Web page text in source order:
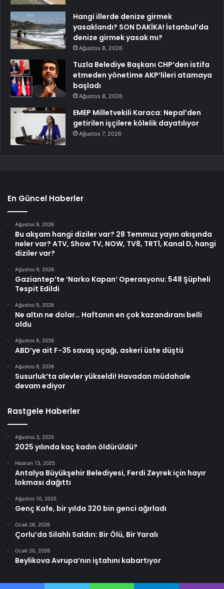
Hangi illerde denize girmek
yasaklandı? SON DAKİKA! İstanbul’da
denize girmek yasak mı?
Ağustos 8, 2026
Tuzla Belediye Başkanı CHP’den istifa
etmeden yönetime AKP’lileri atamaya
başladı
Ağustos 8, 2026
EMEP Milletvekili Karaca: Nepal’den
getirilen işçilere kölelik dayatılıyor
Ağustos 7, 2026
En Güncel Haberler
Ağustos 9, 2026
Bu akşam hangi diziler var? 28 Temmuz yayın akışında
neler var? ATV, Show TV, NOW, TV8, TRT1, Kanal D, hangi
diziler var?
Ağustos 9, 2026
Gaziantep’te ‘Narko Kapan’ Operasyonu: 548 Şüpheli
Tespit Edildi
Ağustos 9, 2026
Ne altın ne dolar… Haftanın en çok kazandıranı belli
oldu
Ağustos 8, 2026
ABD’ye ait F-35 savaş uçağı, askeri üste düştü
Ağustos 8, 2026
Susurluk’ta alevler yükseldi! Havadan müdahale
devam ediyor
Rastgele Haberler
Ağustos 3, 2025
2025 yılında kaç kadın öldürüldü?
Haziran 13, 2025
Antalya Büyükşehir Belediyesi, Ferdi Zeyrek için hayır
lokması dağıttı
Ağustos 10, 2025
Genç Kafe, bir yılda 320 bin genci ağırladı
Ocak 26, 2026
Çorlu’da Silahlı Saldırı: Bir Ölü, Bir Yaralı
Ocak 20, 2026
Beylikova Avrupa’nın iştahını kabartıyor